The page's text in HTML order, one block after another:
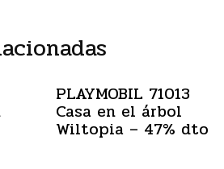
PLAYMOBIL 71013
Casa en el árbol
Wiltopia – 47% dto